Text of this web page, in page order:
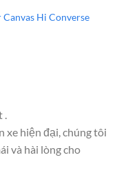
Canvas Hi Converse
.
xe hiện đại, chúng tôi
và hài lòng cho